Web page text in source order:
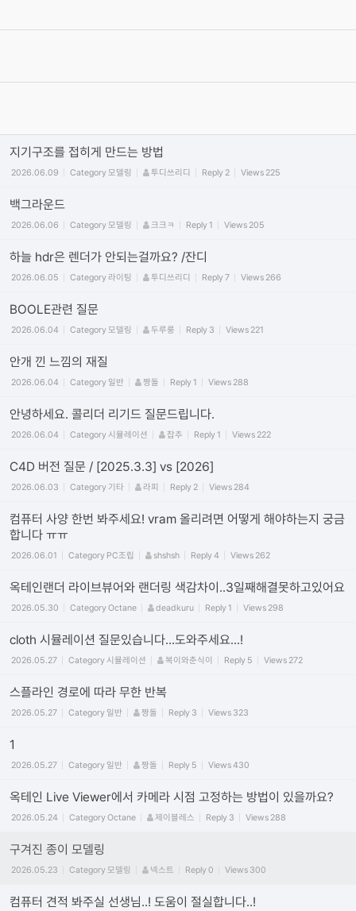
지기구조를 접히게 만드는 방법
2026.06.09 Category모델링 투디쓰리디 Reply 2 Views 225
백그라운드
2026.06.06 Category모델링 크크ㅋ Reply1 Views 205
하늘 hdr은 렌더가 안되는걸까요? /잔디
2026.06.05 Category 라이팅 투디쓰리디 Reply7 Views 266
BOOLE관련 질문
2026.06.04 Category모델링 두루룽 Reply 3 Views 221
안개 낀 느낌의 재질
2026.06.04 Category일반 짱돌 Reply1 Views 288
안녕하세요. 콜리더 리기드 질문드립니다.
2026.06.04 Category시뮬레이션 찹추 Reply1 Views 222
C4D 버전 질문 / [2025.3.3] vs [2026]
2026.06.03 Category기타 라피 Reply 2 Views 284
컴퓨터 사양 한번 봐주세요! vram 올리려면 어떻게 해야하는지 궁금
합니다 ㅠㅠ
2026.06.01 Category PC조립 shshsh Reply4 Views 262
옥테인랜더 라이브뷰어와 랜더링 색감차이..3일째해결못하고있어요
2026.05.30 CategoryOctane deadkuru Reply1 Views 298
cloth 시뮬레이션 질문있습니다...도와주세요...!
2026.05.27 Category시뮬레이션 복이와춘식이 Reply 5 Views 272
스플라인 경로에 따라 무한 반복
2026.05.27 Category일반 짱돌 Reply 3 Views 323
1
2026.05.27 Category일반 짱돌 Reply 5 Views430
옥테인 Live Viewer에서 카메라 시점 고정하는 방법이 있을까요?
2026.05.24 CategoryOctane 제이블레스 Reply 3 Views 288
구겨진 종이 모델링
2026.05.23 Category모델링 넥스트 Reply0 Views 300
컴퓨터 견적 봐주실 선생님..! 도움이 절실합니다..!